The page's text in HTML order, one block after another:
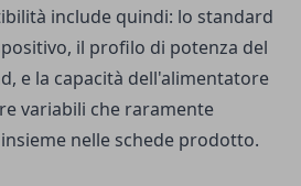
include quindi: lo standard
il profilo di potenza del
e la capacità dell'alimentatore
variabili che raramente
nelle schede prodotto.